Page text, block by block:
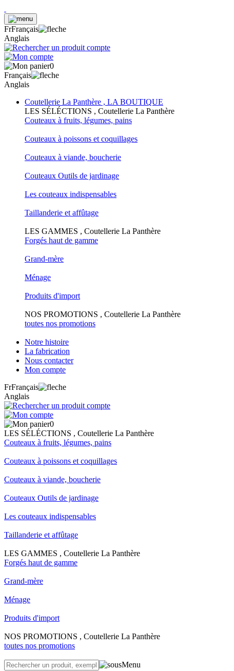
FrFrançais
Anglais
0
Français
Anglais
Coutellerie La Panthère , LA BOUTIQUE
LES SÉLÉCTIONS , Coutellerie La Panthère
Couteaux à fruits, légumes, pains
Couteaux à poissons et coquillages
Couteaux à viande, boucherie
Couteaux Outils de jardinage
Les couteaux indispensables
Taillanderie et affûtage
LES GAMMES , Coutellerie La Panthère
Forgés haut de gamme
Grand-mère
Ménage
Produits d'import
NOS PROMOTIONS , Coutellerie La Panthère
toutes nos promotions
Notre histoire
La fabrication
Nous contacter
Mon compte
FrFrançais
Anglais
0
LES SÉLÉCTIONS , Coutellerie La Panthère
Couteaux à fruits, légumes, pains
Couteaux à poissons et coquillages
Couteaux à viande, boucherie
Couteaux Outils de jardinage
Les couteaux indispensables
Taillanderie et affûtage
LES GAMMES , Coutellerie La Panthère
Forgés haut de gamme
Grand-mère
Ménage
Produits d'import
NOS PROMOTIONS , Coutellerie La Panthère
toutes nos promotions